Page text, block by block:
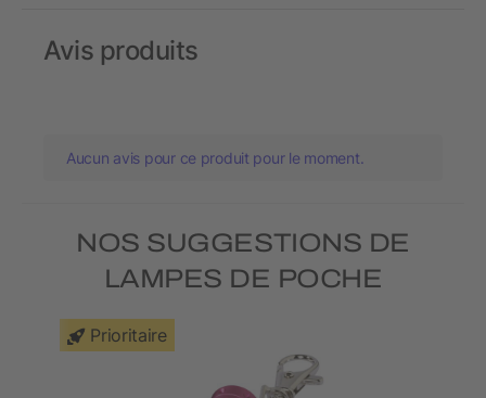
Avis produits
Aucun avis pour ce produit pour le moment.
NOS SUGGESTIONS DE
LAMPES DE POCHE
Prioritaire